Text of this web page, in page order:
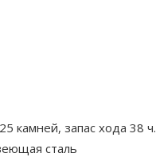
камней, запас хода 38 ч.
сталь